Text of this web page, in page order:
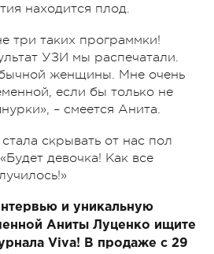
находится плод.
три таких программки!
УЗИ мы распечатали.
женщины. Мне очень
если бы только не
– смеется Анита.
скрывать от нас пол
девочка! Как все
и уникальную
Аниты Луценко ищите
Viva! В продаже с 29